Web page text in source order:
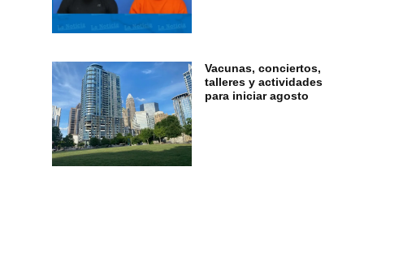
Vacunas, conciertos,
talleres y actividades
para iniciar agosto